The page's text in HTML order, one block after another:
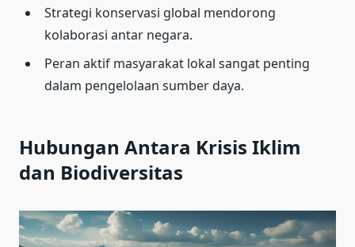
Strategi konservasi global mendorong
kolaborasi antar negara.
Peran aktif masyarakat lokal sangat penting
dalam pengelolaan sumber daya.
Hubungan Antara Krisis Iklim
dan Biodiversitas